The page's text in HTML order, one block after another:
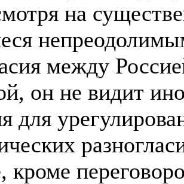
на
между
он не видит
для
кроме